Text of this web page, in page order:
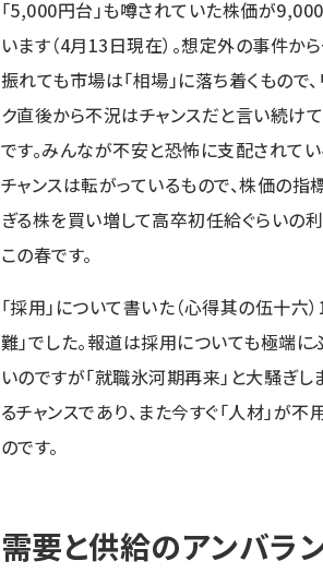
「5,000円台」も噂されていた株価が
います（4月13日現在）。想定外の事件か
振れても市場は「相場」に落ち着くもので、
ク直後から不況はチャンスだと言い続け
です。みんなが不安と恐怖に支配されて
チャンスは転がっているもので、株価の指
ぎる株を買い増して高卒初任給ぐらいの
この春です。
「採用」について書いた（心得其の伍十六
難」でした。報道は採用についても極端
いのですが「就職氷河期再来」と大騒ぎ
るチャンスであり、また今すぐ「人材」が
のです。
需要と供給のアンバラ